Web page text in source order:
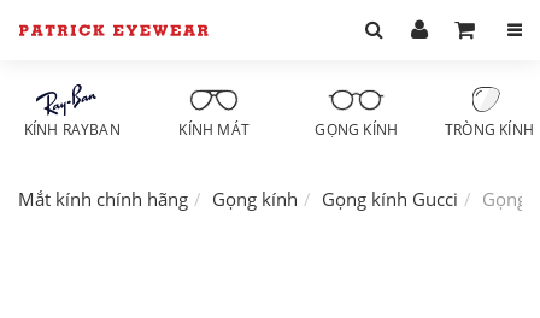
KÍNH RAYBAN KÍNH MÁT GỌNG KÍNH TRÒNG KÍNH
Mắt kính chính hãng Gọng kính Gọng kính Gucci Gọng